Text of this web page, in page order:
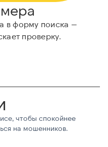
в форму поиска —
проверку.
чтобы спокойнее
на мошенников.